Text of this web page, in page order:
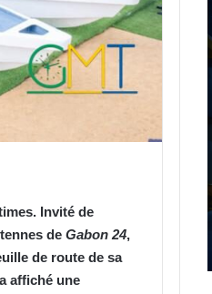
Invité de
de Gabon 24,
de route de sa
affiché une